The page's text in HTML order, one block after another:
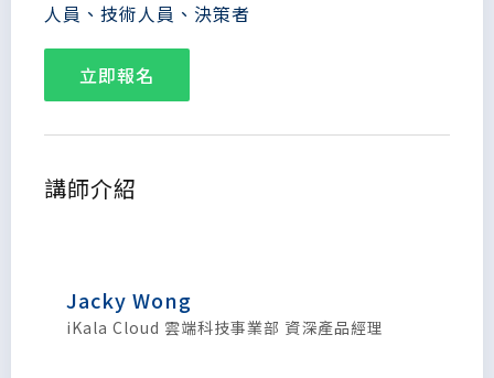
人員、技術人員、決策者
立即報名
講師介紹
Jacky Wong
iKala Cloud 雲端科技事業部 資深產品經理